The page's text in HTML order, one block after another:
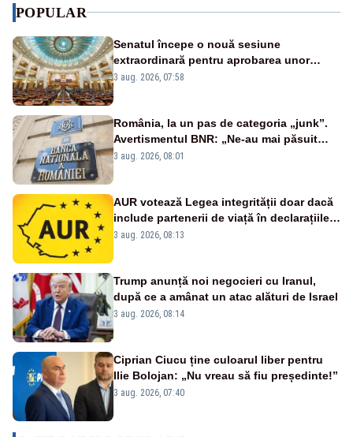
POPULAR
Senatul începe o nouă sesiune
extraordinară pentru aprobarea unor
jaloane din PNRR
3 aug. 2026, 07:58
România, la un pas de categoria „junk”.
Avertismentul BNR: „Ne-au mai păsuit
pentru câteva luni”
3 aug. 2026, 08:01
AUR votează Legea integrității doar dacă
include partenerii de viață în declarațiile
de avere și interese, așa cum a anunțat
trebuie să plece din funcție: fără excepții!
3 aug. 2026, 08:13
Trump anunță noi negocieri cu Iranul,
după ce a amânat un atac alături de Israel
3 aug. 2026, 08:14
Ciprian Ciucu ține culoarul liber pentru
Ilie Bolojan: „Nu vreau să fiu președinte!”
3 aug. 2026, 07:40